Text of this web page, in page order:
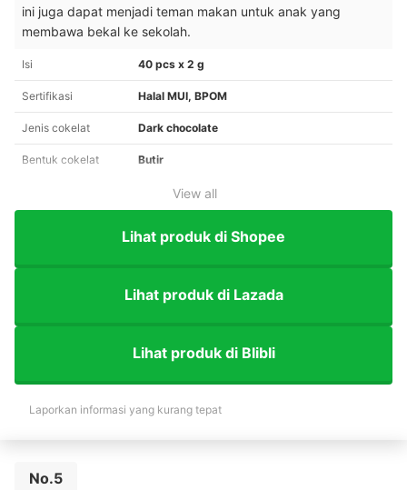
ini juga dapat menjadi teman makan untuk anak yang
membawa bekal ke sekolah.
Isi 40 pcs x 2 g
Sertifikasi Halal MUI, BPOM
Jenis cokelat Dark chocolate
Bentuk cokelat Butir
View all
Lihat produk di Shopee
Lihat produk di Lazada
Lihat produk di Blibli
Laporkan informasi yang kurang tepat
No.5